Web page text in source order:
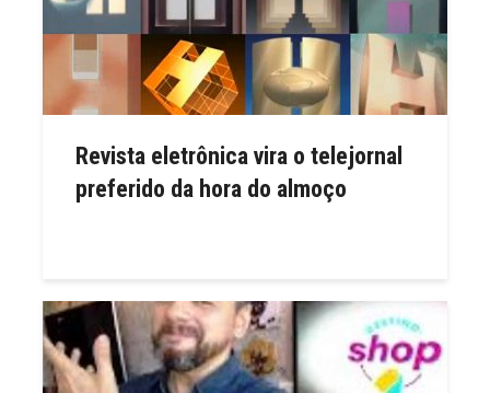
Revista eletrônica vira o telejornal
preferido da hora do almoço